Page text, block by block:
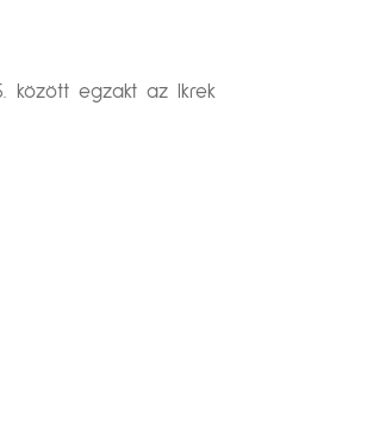
között egzakt az Ikrek